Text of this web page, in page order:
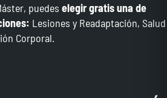
puedes elegir gratis una de
Lesiones y Readaptación, Salud
Corporal.